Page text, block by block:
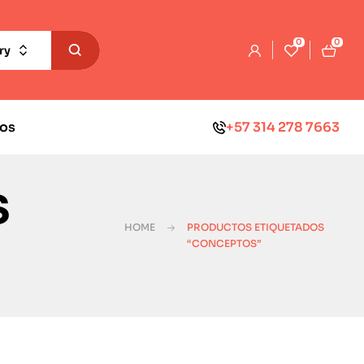
0 0
+57 314 278 7663
HOME
PRODUCTOS ETIQUETADOS
“CONCEPTOS”